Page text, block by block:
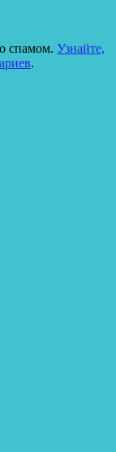
спамом. Узнайте,
.